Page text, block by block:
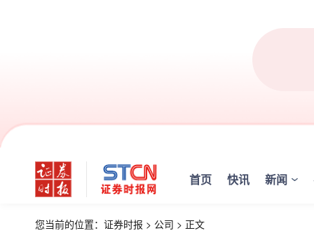
首页 快讯 新闻
您当前的位置： 证券时报 > 公司 > 正文